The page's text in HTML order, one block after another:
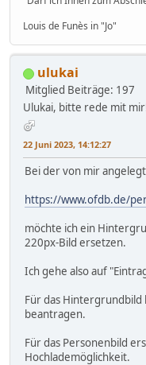
Louis de Funès in "Jo"
ulukai
Mitglied Beiträge: 197
Ulukai, bitte rede mit
22 Juni 2023, 14:12:27
Bei der von mir
https://www.ofdb.de/
möchte ich ein
220px-Bild ersetzen.
Ich gehe also auf
Für das Hintergrundbild
beantragen.
Für das Personenbild
Hochlademöglichkeit.